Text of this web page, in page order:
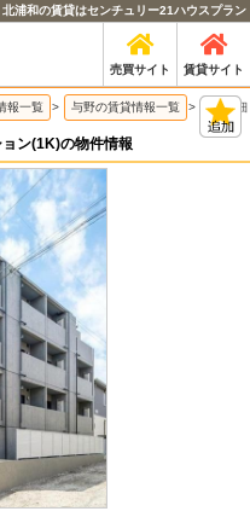
浦和の賃貸はセンチュリー21ハウスプラン
売買サイト 賃貸サイト
報一覧 > 与野の賃貸情報一覧 > 物件詳細
ン(1K)の物件情報